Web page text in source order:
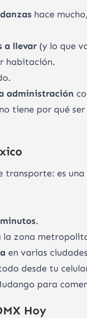
hace
a llevar (y lo que
habitación.
administración
tiene por qué
transporte: es una
.
la zona
en varias
desde tu
para
Hoy